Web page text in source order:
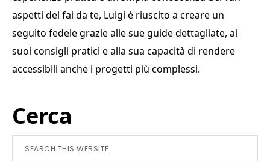
aspetti del fai da te, Luigi è riuscito a creare un
seguito fedele grazie alle sue guide dettagliate, ai
suoi consigli pratici e alla sua capacità di rendere
accessibili anche i progetti più complessi.
Primary
Sidebar
Cerca
Search